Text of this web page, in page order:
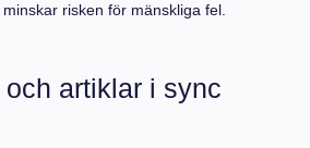
risken för mänskliga fel.
och artiklar i sync